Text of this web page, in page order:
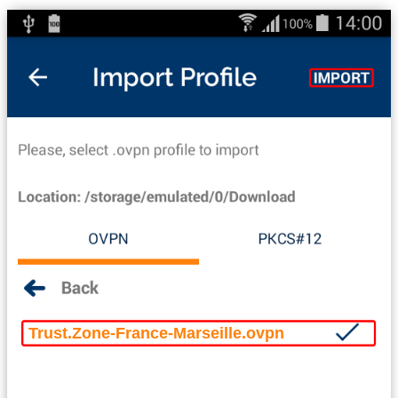
Trust.Zone-France-Marseille.ovpn